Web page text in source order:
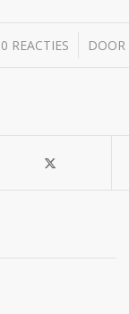
0 REACTIES
/ DOOR